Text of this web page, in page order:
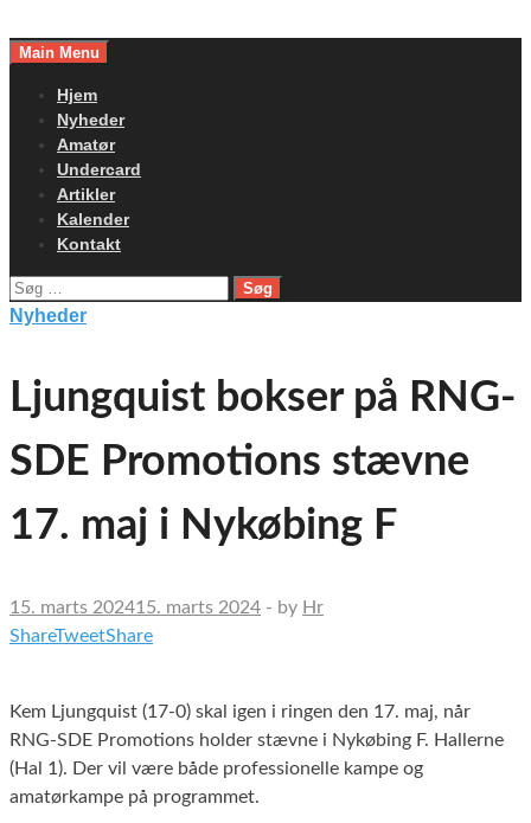
toMain Menu
Hjem
Nyheder
Amatør
Undercard
Artikler
Kalender
Kontakt
Søg
efter:
Nyheder
Ljungquist bokser på RNG-
SDE Promotions stævne
17. maj i Nykøbing F
15. marts 202415. marts 2024 - by Hr
ShareTweetShare
Kem Ljungquist (17-0) skal igen i ringen den 17. maj, når
RNG-SDE Promotions holder stævne i Nykøbing F. Hallerne
(Hal 1). Der vil være både professionelle kampe og
amatørkampe på programmet.